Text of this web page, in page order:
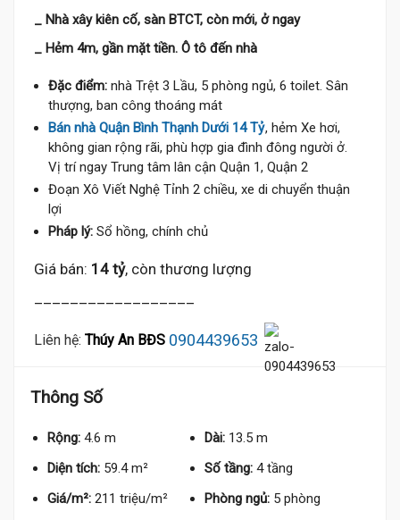
_ Nhà xây kiên cố, sàn BTCT, còn mới, ở ngay
_ Hẻm 4m, gần mặt tiền. Ô tô đến nhà
Đặc điểm: nhà Trệt 3 Lầu, 5 phòng ngủ, 6 toilet. Sân
thượng, ban công thoáng mát
Bán nhà Quận Bình Thạnh Dưới 14 Tỷ, hẻm Xe hơi,
không gian rộng rãi, phù hợp gia đình đông người ở.
Vị trí ngay Trung tâm lân cận Quận 1, Quận 2
Đoạn Xô Viết Nghệ Tỉnh 2 chiều, xe di chuyển thuận
lợi
Pháp lý: Sổ hồng, chính chủ
Giá bán: 14 tỷ, còn thương lượng
Liên hệ: Thúy An BĐS 0904439653
Thông Số
Rộng: 4.6 m Dài: 13.5 m
Diện tích: 59.4 m² Số tầng: 4 tầng
Giá/m²: 211 triệu/m² Phòng ngủ: 5 phòng
14 Tỷ